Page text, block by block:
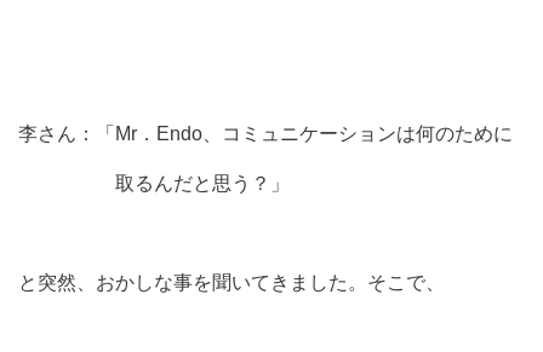
李さん：「Mr．Endo、コミュニケーションは何のために
取るんだと思う？」
と突然、おかしな事を聞いてきました。そこで、